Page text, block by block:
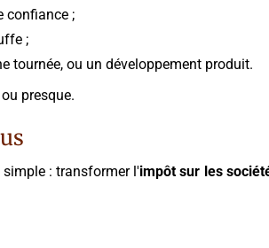
confiance ;
;
tournée, ou un développement produit.
presque.
: transformer l'impôt sur les